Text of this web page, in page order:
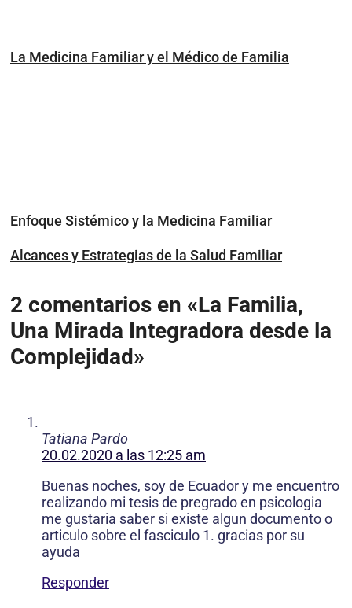
La Medicina Familiar y el Médico de Familia
Enfoque Sistémico y la Medicina Familiar
Alcances y Estrategias de la Salud Familiar
2 comentarios en «La Familia,
Una Mirada Integradora desde la
Complejidad»
Tatiana Pardo
20.02.2020 a las 12:25 am
Buenas noches, soy de Ecuador y me encuentro
realizando mi tesis de pregrado en psicologia
me gustaria saber si existe algun documento o
articulo sobre el fasciculo 1. gracias por su
ayuda
Responder